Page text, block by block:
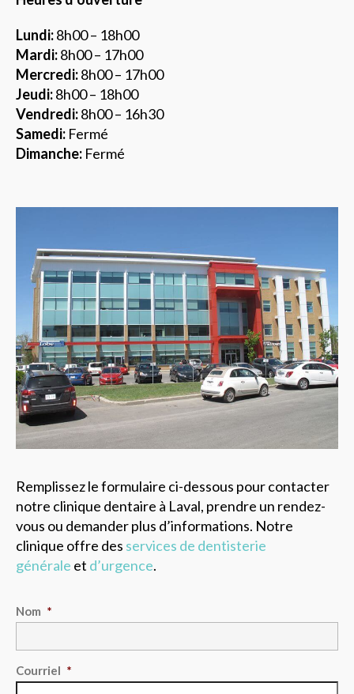
Lundi:8h00 – 18h00
Mardi:8h00 – 17h00
Mercredi:8h00 – 17h00
Jeudi:8h00 – 18h00
Vendredi:8h00 – 16h30
Samedi: Fermé
Dimanche: Fermé
Remplissez le formulaire ci-dessous pour contacter
notre clinique dentaire à Laval, prendre un rendez-
vous ou demander plus d’informations. Notre
clinique offre des services de dentisterie
générale et d’urgence.
Nom *
Courriel *